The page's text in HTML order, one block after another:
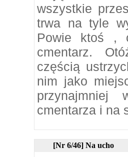
wszystkie
trwa na tyle
Powie ktoś ,
cmentarz.
częścią
nim jako
cmentarza i na
[Nr 6/46] Na ucho